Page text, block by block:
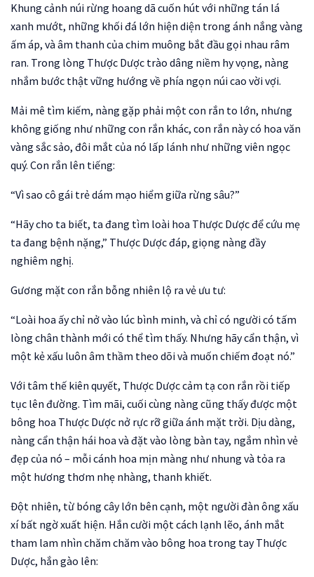
Khung cảnh núi rừng hoang dã cuốn hút với những tán lá
xanh mướt, những khối đá lớn hiện diện trong ánh nắng vàng
ấm áp, và âm thanh của chim muông bắt đầu gọi nhau râm
ran. Trong lòng Thược Dược trào dâng niềm hy vọng, nàng
nhắm bước thật vững hướng về phía ngọn núi cao vời vợi.
Mải mê tìm kiếm, nàng gặp phải một con rắn to lớn, nhưng
không giống như những con rắn khác, con rắn này có hoa văn
vàng sắc sảo, đôi mắt của nó lấp lánh như những viên ngọc
quý. Con rắn lên tiếng:
“Vì sao cô gái trẻ dám mạo hiểm giữa rừng sâu?”
“Hãy cho ta biết, ta đang tìm loài hoa Thược Dược để cứu mẹ
ta đang bệnh nặng,” Thược Dược đáp, giọng nàng đầy
nghiêm nghị.
Gương mặt con rắn bỗng nhiên lộ ra vẻ ưu tư:
“Loài hoa ấy chỉ nở vào lúc bình minh, và chỉ có người có tấm
lòng chân thành mới có thể tìm thấy. Nhưng hãy cẩn thận, vì
một kẻ xấu luôn âm thầm theo dõi và muốn chiếm đoạt nó.”
Với tâm thế kiên quyết, Thược Dược cảm tạ con rắn rồi tiếp
tục lên đường. Tìm mãi, cuối cùng nàng cũng thấy được một
bông hoa Thược Dược nở rực rỡ giữa ánh mặt trời. Dịu dàng,
nàng cẩn thận hái hoa và đặt vào lòng bàn tay, ngắm nhìn vẻ
đẹp của nó – mỗi cánh hoa mịn màng như nhung và tỏa ra
một hương thơm nhẹ nhàng, thanh khiết.
Đột nhiên, từ bóng cây lớn bên cạnh, một người đàn ông xấu
xí bất ngờ xuất hiện. Hắn cười một cách lạnh lẽo, ánh mắt
tham lam nhìn chăm chăm vào bông hoa trong tay Thược
Dược, hắn gào lên: